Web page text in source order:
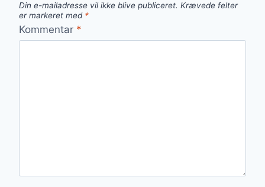
Din e-mailadresse vil ikke blive publiceret. Krævede felter
er markeret med *
Kommentar *